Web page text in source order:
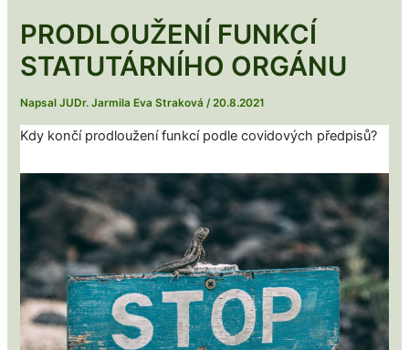
PRODLOUŽENÍ FUNKCÍ
STATUTÁRNÍHO ORGÁNU
NapsalJUDr. Jarmila Eva Straková/20.8.2021
Kdy končí prodloužení funkcí podle covidových předpisů?